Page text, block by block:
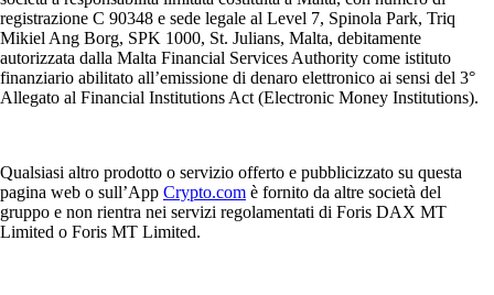
registrazione C 90348 e sede legale al Level 7, Spinola Park, Triq
Mikiel Ang Borg, SPK 1000, St. Julians, Malta, debitamente
autorizzata dalla Malta Financial Services Authority come istituto
finanziario abilitato all’emissione di denaro elettronico ai sensi del 3°
Allegato al Financial Institutions Act (Electronic Money Institutions).
Qualsiasi altro prodotto o servizio offerto e pubblicizzato su questa
pagina web o sull’App Crypto.com è fornito da altre società del
gruppo e non rientra nei servizi regolamentati di Foris DAX MT
Limited o Foris MT Limited.